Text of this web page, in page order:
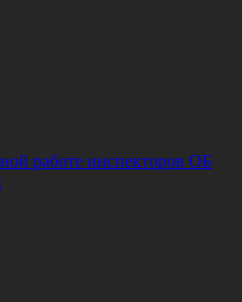
работе инспекторов ОБ